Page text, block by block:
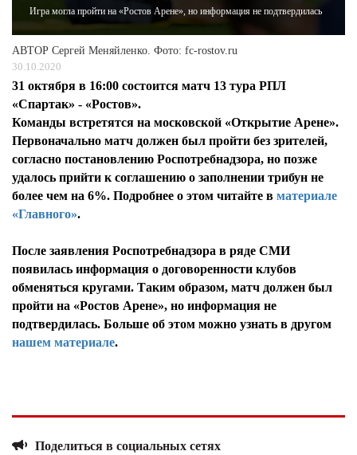
Игра могла пройти на «Ростов Арене», но информация не подтвердилась
АВТОР Сергей Меняйленко. Фото: fc-rostov.ru
30.10.2020
31 октября в 16:00 состоится матч 13 тура РПЛ
«Спартак» - «Ростов».
Команды встретятся на московской «Открытие Арене».
Первоначально матч должен был пройти без зрителей,
согласно постановлению Роспотребнадзора, но позже
удалось прийти к соглашению о заполнении трибун не
более чем на 6%. Подробнее о этом читайте в материале
«Главного».
После заявления Роспотребнадзора в ряде СМИ
появилась информация о договоренности клубов
обменяться кругами. Таким образом, матч должен был
пройти на «Ростов Арене», но информация не
подтвердилась. Больше об этом можно узнать в другом
нашем материале.
Поделиться в социальных сетях